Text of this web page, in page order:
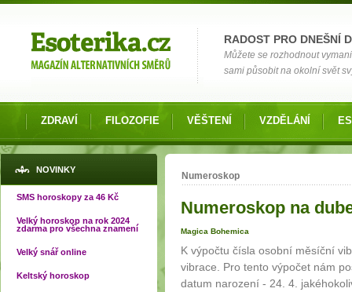
RADOST PRO DNEŠNÍ
Můžete se rozhodnout
sami působit na okolní svět
ZDRAVÍ FILOZOFIE VĚŠTENÍ VZDĚLÁNÍ
NOVINKY
SMS horoskopy za 46 Kč
Velký horoskop na rok 2024
zdarma pro všechna znamení
Velký snář online
Keltský horoskop
Jste zde
Numeroskop
Numeroskop na
Magica Bohemica
K výpočtu čísla osobní měsíční
vibrace. Pro tento výpočet nám
datum narození - 24. 4.